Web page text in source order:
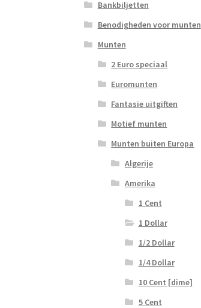
Bankbiljetten
Benodigheden voor munten
Munten
2 Euro speciaal
Euromunten
Fantasie uitgiften
Motief munten
Munten buiten Europa
Algerije
Amerika
1 Cent
1 Dollar
1/2 Dollar
1/4 Dollar
10 Cent [dime]
5 Cent